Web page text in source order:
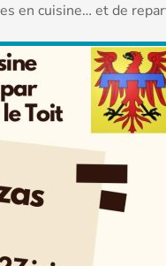
en cuisine… et de